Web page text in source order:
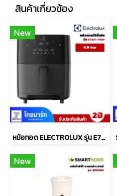
สินค้าเกี่ยวข้อง
New
หม้อทอด ELECTROLUX รุ่น E7AF1-700P ขนาด6.9 ลิตร
New